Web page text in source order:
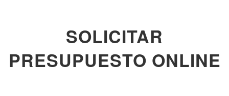
919 93 35 36
FONTANEROS LEGANÉS BARATOS
SOLICITAR
PRESUPUESTO ONLINE